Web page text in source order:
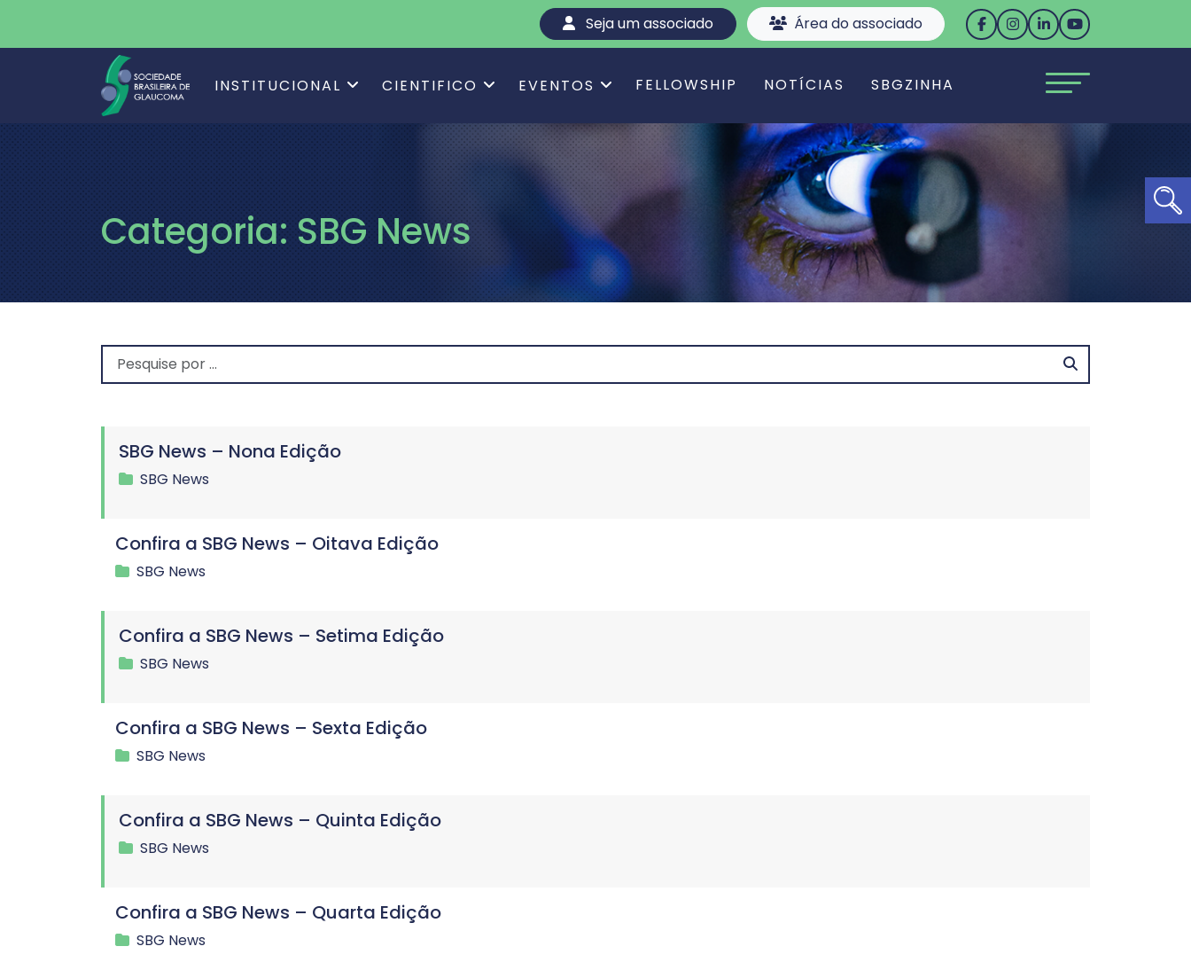
Seja um associado Área do associado
INSTITUCIONAL CIENTIFICO EVENTOS FELLOWSHIP NOTÍCIAS SBGZINHA
Categoria:SBG News
SBG News – Nona Edição
SBG News
Confira a SBG News – Oitava Edição
SBG News
Confira a SBG News – Setima Edição
SBG News
Confira a SBG News – Sexta Edição
SBG News
Confira a SBG News – Quinta Edição
SBG News
Confira a SBG News – Quarta Edição
SBG News